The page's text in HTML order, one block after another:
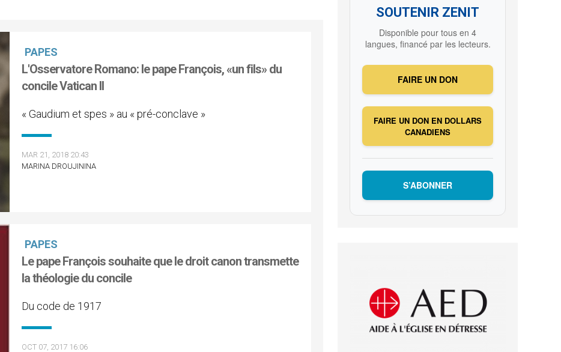
PAPES
L'Osservatore Romano: le pape François, «un fils» du
concile Vatican II
« Gaudium et spes » au « pré-conclave »
MAR 21, 2018 20:43
MARINA DROUJININA
PAPES
Le pape François souhaite que le droit canon transmette
la théologie du concile
Du code de 1917
OCT 07, 2017 16:06
SOUTENIR ZENIT
Disponible pour tous en 4
langues, financé par les lecteurs.
FAIRE UN DON
FAIRE UN DON EN DOLLARS
CANADIENS
S’ABONNER